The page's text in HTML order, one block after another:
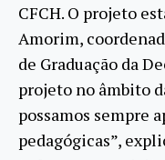
CFCH. O projeto
Amorim,
de Graduação da
projeto no âmbito
possamos sempre
pedagógicas”,